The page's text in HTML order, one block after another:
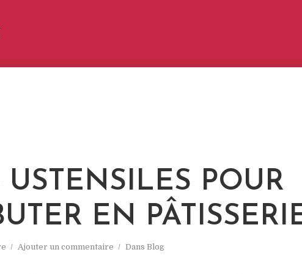
USTENSILES POUR
EN
Ajouter un commentaire Dans Blog